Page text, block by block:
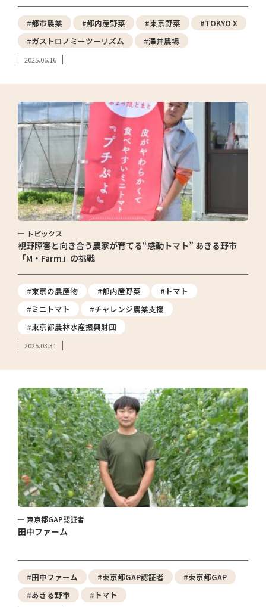
#都市農業 #都内産野菜 #東京野菜
#TOKYO X
#ガストロノミーツーリズム
#澤井農場
2025.06.16
トピックス
視野障害と向き合う農家が育てる“感動トマト” あきる野市
「M・Farm」の挑戦
#東京の農産物 #都内産野菜
#トマト
#ミニトマト
#チャレンジ農業支援
#東京都農林水産振興財団
2025.03.31
東京都GAP認証者
田中ファーム
#田中ファーム #東京都GAP認証者
#東京都GAP
#あきる野市
#トマト